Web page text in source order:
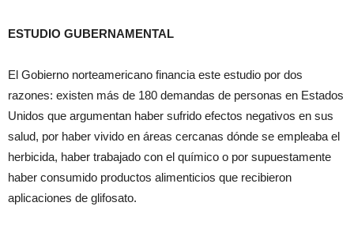
ESTUDIO GUBERNAMENTAL
El Gobierno norteamericano financia este estudio por dos
razones: existen más de 180 demandas de personas en Estados
Unidos que argumentan haber sufrido efectos negativos en sus
salud, por haber vivido en áreas cercanas dónde se empleaba el
herbicida, haber trabajado con el químico o por supuestamente
haber consumido productos alimenticios que recibieron
aplicaciones de glifosato.